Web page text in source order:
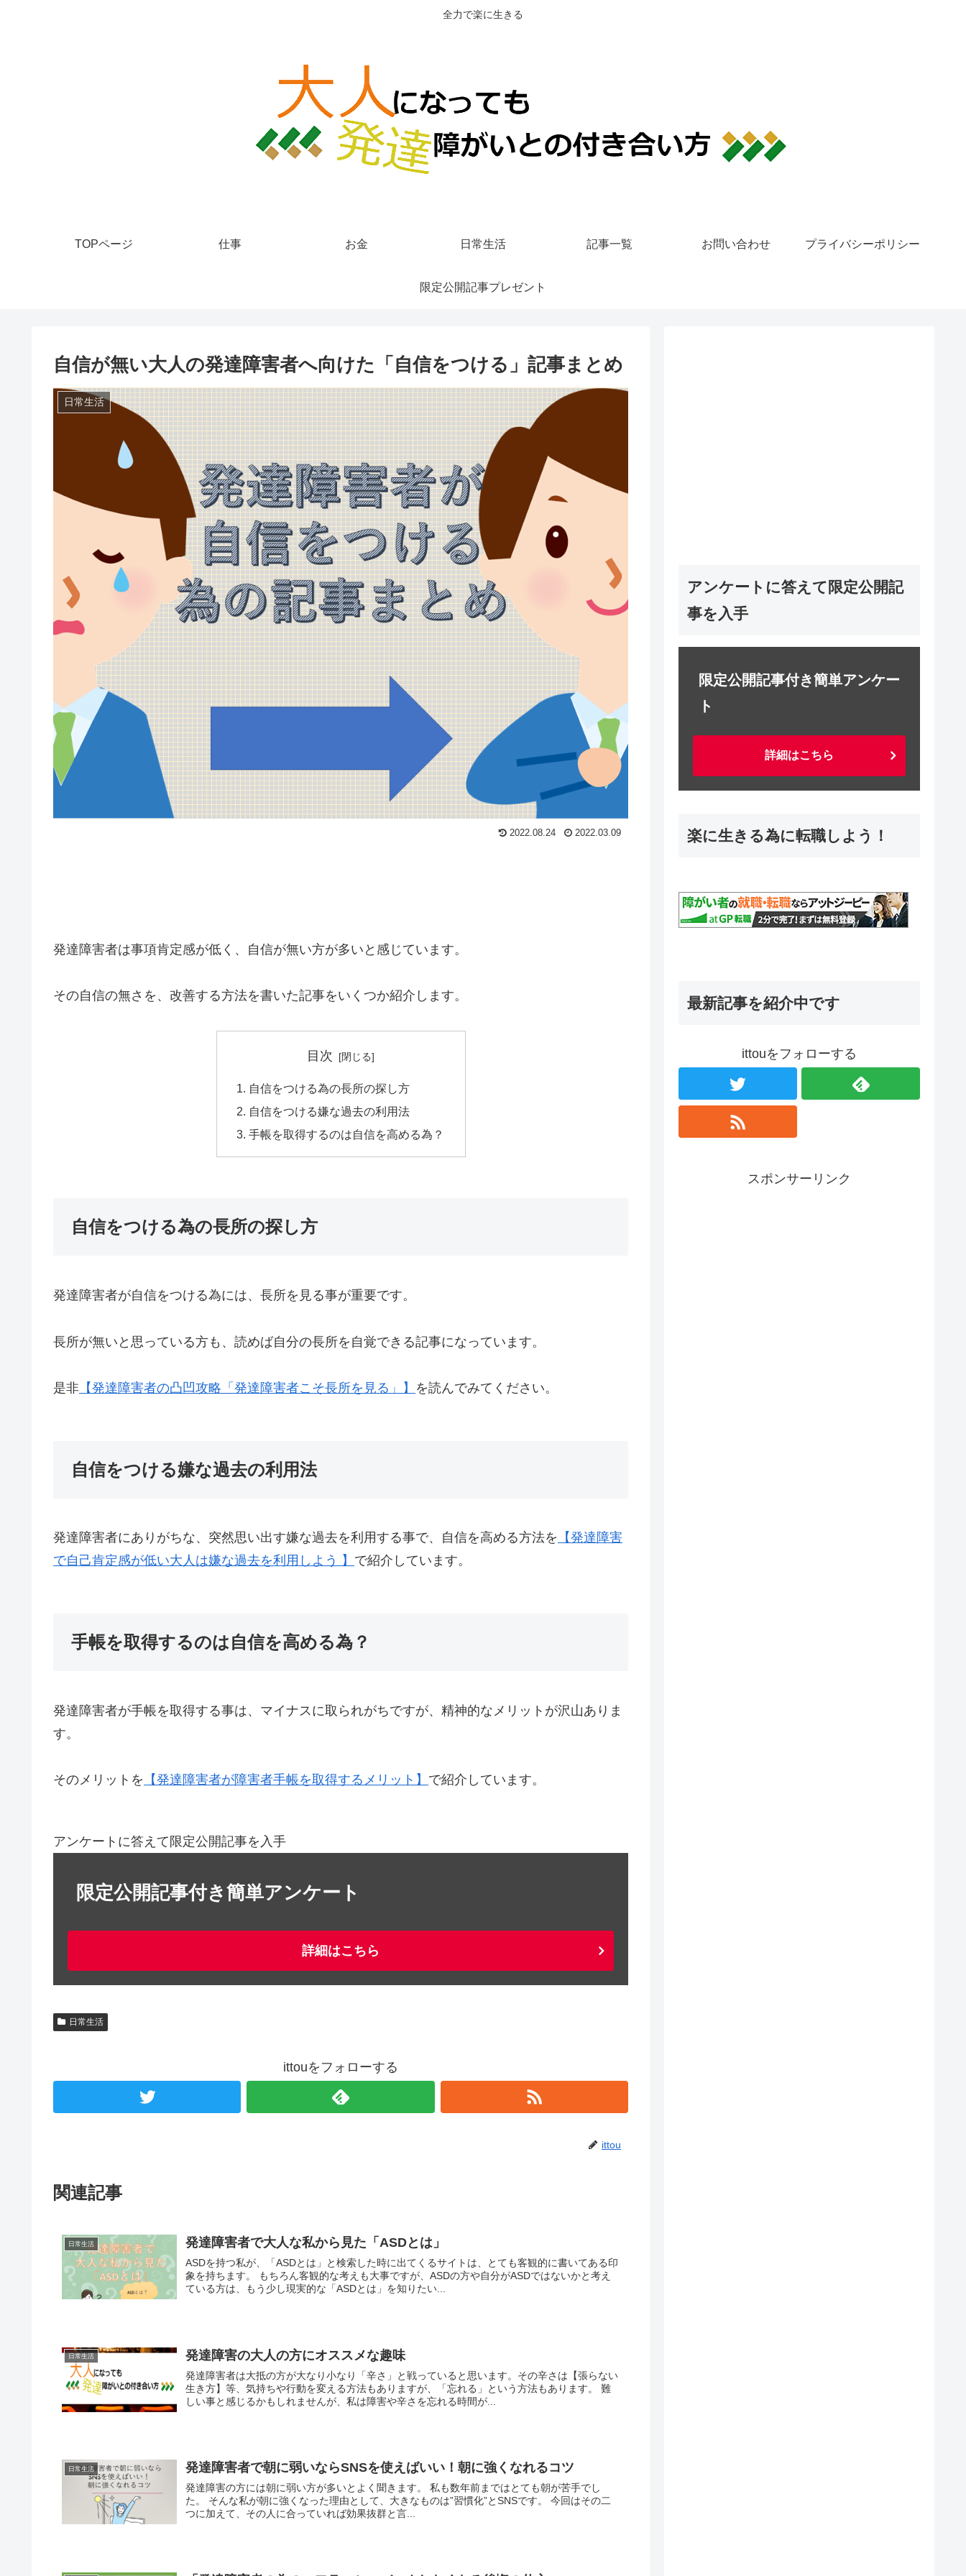
全力で楽に生きる
TOPページ 仕事 お金 日常生活 記事一覧 お問い合わせ プライバシーポリシー
限定公開記事プレゼント
自信が無い大人の発達障害者へ向けた「自信をつける」記事まとめ
日常生活
2022.08.24 2022.03.09
発達障害者は事項肯定感が低く、自信が無い方が多いと感じています。
その自信の無さを、改善する方法を書いた記事をいくつか紹介します。
目次
自信をつける為の長所の探し方
自信をつける嫌な過去の利用法
手帳を取得するのは自信を高める為？
自信をつける為の長所の探し方
発達障害者が自信をつける為には、長所を見る事が重要です。
長所が無いと思っている方も、読めば自分の長所を自覚できる記事になっています。
是非 【発達障害者の凸凹攻略「発達障害者こそ長所を見る」】 を読んでみてください。
自信をつける嫌な過去の利用法
発達障害者にありがちな、突然思い出す嫌な過去を利用する事で、自信を高める方法を 【発達障害
で自己肯定感が低い大人は嫌な過去を利用しよう 】 で紹介しています。
手帳を取得するのは自信を高める為？
発達障害者が手帳を取得する事は、マイナスに取られがちですが、精神的なメリットが沢山ありま
す。
そのメリットを 【発達障害者が障害者手帳を取得するメリット】 で紹介しています。
アンケートに答えて限定公開記事を入手
限定公開記事付き簡単アンケート
詳細はこちら
日常生活
ittouをフォローする
ittou
関連記事
日常生活 発達障害者で大人な私から見た「ASDとは」
ASDを持つ私が、「ASDとは」と検索した時に出てくるサイトは、とても客観的に書いてある印
象を持ちます。 もちろん客観的な考えも大事ですが、ASDの方や自分がASDではないかと考え
ている方は、もう少し現実的な「ASDとは」を知りたい...
日常生活 発達障害の大人の方にオススメな趣味
発達障害者は大抵の方が大なり小なり「辛さ」と戦っていると思います。その辛さは【張らない
生き方】等、気持ちや行動を変える方法もありますが、「忘れる」という方法もあります。 難
しい事と感じるかもしれませんが、私は障害や辛さを忘れる時間が...
日常生活 発達障害者で朝に弱いならSNSを使えばいい！朝に強くなれるコツ
発達障害の方には朝に弱い方が多いとよく聞きます。 私も数年前まではとても朝が苦手でし
た。 そんな私が朝に強くなった理由として、大きなものは”習慣化”とSNSです。 今回はその二
つに加えて、その人に合っていれば効果抜群と言...
アンケートに答えて限定公開記
事を入手
限定公開記事付き簡単アンケー
ト
詳細はこちら
楽に生きる為に転職しよう！
最新記事を紹介中です
ittouをフォローする
スポンサーリンク